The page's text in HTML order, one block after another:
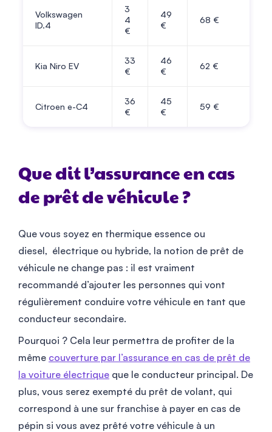
Volkswagen
ID.4
3
4
€
49
€
68 €
Kia Niro EV
33
€
46
€
62 €
Citroen e-C4
36
€
45
€
59 €
Que dit l’assurance en cas
de prêt de véhicule ?
Que vous soyez en thermique essence ou
diesel, électrique ou hybride, la notion de prêt de
véhicule ne change pas : il est vraiment
recommandé d’ajouter les personnes qui vont
régulièrement conduire votre véhicule en tant que
conducteur secondaire.
Pourquoi ? Cela leur permettra de profiter de la
même couverture par l’assurance en cas de prêt de
la voiture électrique que le conducteur principal. De
plus, vous serez exempté du prêt de volant, qui
correspond à une sur franchise à payer en cas de
pépin si vous avez prêté votre véhicule à un